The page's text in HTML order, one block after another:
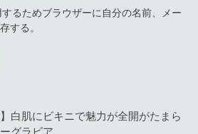
るためブラウザーに自分の名前、メー
する。
】白肌にビキニで魅力が全開がたまら